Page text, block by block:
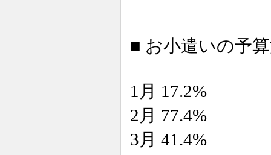
■ お小遣いの予
1月 17.2%
2月 77.4%
3月 41.4%